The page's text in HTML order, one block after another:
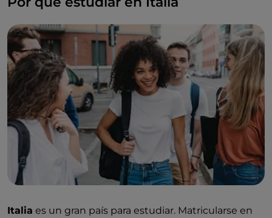
Italia es un gran país para estudiar. Matricularse en